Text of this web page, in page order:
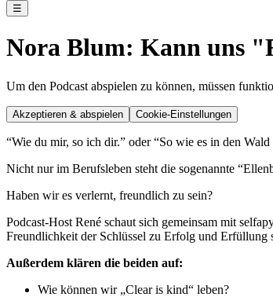
☰
Nora Blum: Kann uns
Um den Podcast abspielen zu können, müssen
Akzeptieren & abspielen Cookie-Einstellungen
“Wie du mir, so ich dir.” oder “So wie es in den
Nicht nur im Berufsleben steht die sogenannte
Haben wir es verlernt, freundlich zu sein?
Podcast-Host René schaut sich gemeinsam mit
Freundlichkeit der Schlüssel zu Erfolg und Erfüllung
Außerdem klären die beiden auf:
Wie können wir „Clear is kind“ leben?